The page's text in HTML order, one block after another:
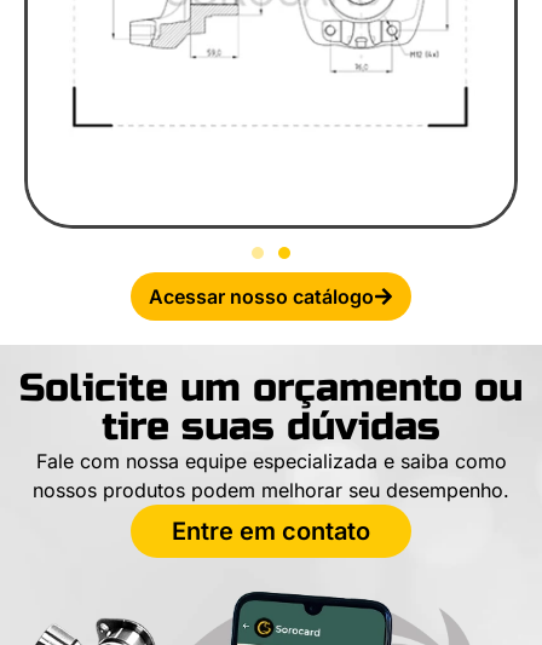
Acessar nosso catálogo
Solicite um orçamento ou
tire suas dúvidas
Fale com nossa equipe especializada e saiba como
nossos produtos podem melhorar seu desempenho.
Entre em contato